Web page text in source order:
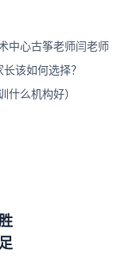
中心古筝老师闫老师
该如何选择？
么机构好）